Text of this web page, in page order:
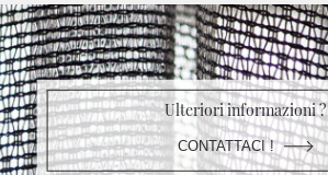
Ulteriori informazioni ?
CONTATTACI !